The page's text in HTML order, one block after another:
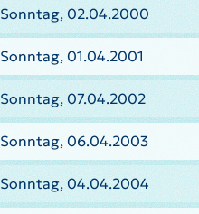
Sonntag, 02.04.2000
Sonntag, 01.04.2001
Sonntag, 07.04.2002
Sonntag, 06.04.2003
Sonntag, 04.04.2004